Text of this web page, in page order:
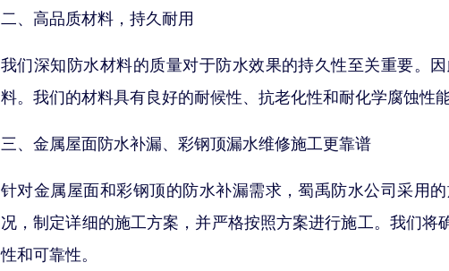
二、高品质材料，持久耐用
我们深知防水材料的质量对于防水效果的持久性至关重要。
料。我们的材料具有良好的耐候性、抗老化性和耐化学腐蚀性
三、金属屋面防水补漏、彩钢顶漏水维修施工更靠谱
针对金属屋面和彩钢顶的防水补漏需求，蜀禹防水公司采用
况，制定详细的施工方案，并严格按照方案进行施工。我们
性和可靠性。